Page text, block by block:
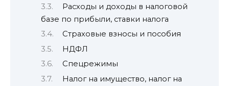
Расходы и доходы в налоговой
базе по прибыли, ставки налога
Страховые взносы и пособия
НДФЛ
Спецрежимы
Налог на имущество, налог на